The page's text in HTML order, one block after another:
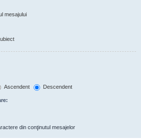
mesajului
Ascendent
Descendent
din conţinutul mesajelor